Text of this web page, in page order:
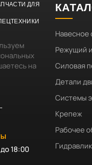
ДЛЯ
на
18:00
Навесное
Режущий
Силовая
Детали
Системы
Крепеж
Рабочее